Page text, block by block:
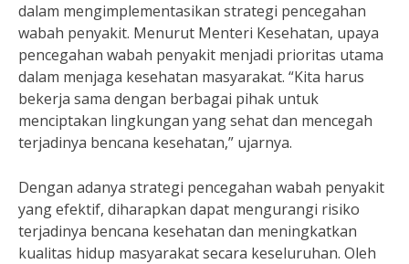
dalam mengimplementasikan strategi pencegahan
wabah penyakit. Menurut Menteri Kesehatan, upaya
pencegahan wabah penyakit menjadi prioritas utama
dalam menjaga kesehatan masyarakat. “Kita harus
bekerja sama dengan berbagai pihak untuk
menciptakan lingkungan yang sehat dan mencegah
terjadinya bencana kesehatan,” ujarnya.
Dengan adanya strategi pencegahan wabah penyakit
yang efektif, diharapkan dapat mengurangi risiko
terjadinya bencana kesehatan dan meningkatkan
kualitas hidup masyarakat secara keseluruhan. Oleh